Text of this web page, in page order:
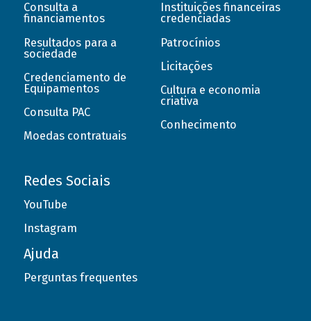
Consulta a
financiamentos
Resultados para a
sociedade
Credenciamento de
Equipamentos
Consulta PAC
Moedas contratuais
Instituições financeiras
credenciadas
Patrocínios
Licitações
Cultura e economia
criativa
Conhecimento
Redes Sociais
YouTube
Instagram
Ajuda
Perguntas frequentes